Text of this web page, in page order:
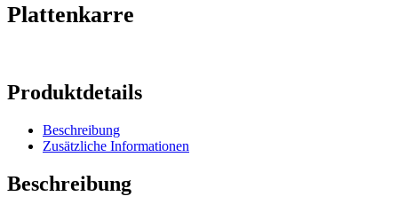
Plattenkarre
Produktdetails
Beschreibung
Zusätzliche Informationen
Beschreibung